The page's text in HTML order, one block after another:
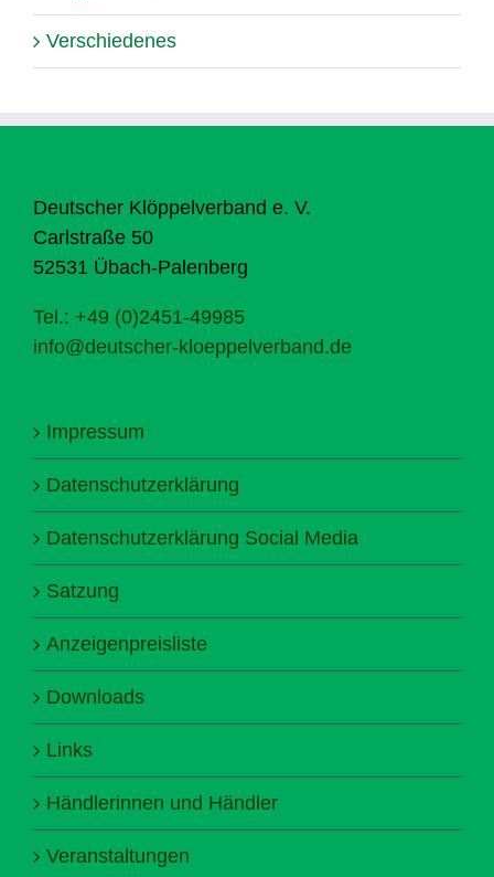
Verschiedenes
Deutscher Klöppelverband e. V.
Carlstraße 50
52531 Übach-Palenberg
Tel.: +49 (0)2451-49985
info@deutscher-kloeppelverband.de
Impressum
Datenschutzerklärung
Datenschutzerklärung Social Media
Satzung
Anzeigenpreisliste
Downloads
Links
Händlerinnen und Händler
Veranstaltungen